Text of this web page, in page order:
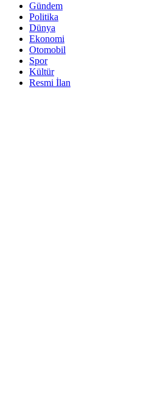
Gündem
Politika
Dünya
Ekonomi
Otomobil
Spor
Kültür
Resmi İlan